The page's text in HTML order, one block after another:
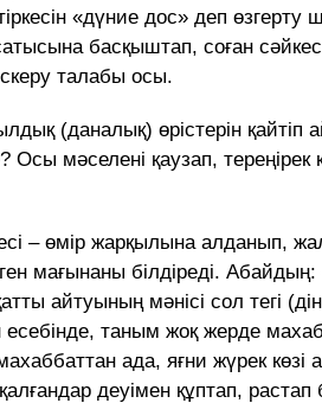
«дүние дос» деп өзгерту
басқыштап, соған
талабы осы.
(даналық) өрістерін қайтіп
мәселені қаузап, тереңірек
– өмір жарқылына алданып,
мағынаны білдіреді. Абайдың:
айтуының мәнісі сол тегі (дін
таным жоқ жерде
ада, яғни жүрек көзі
деуімен құптап, растап